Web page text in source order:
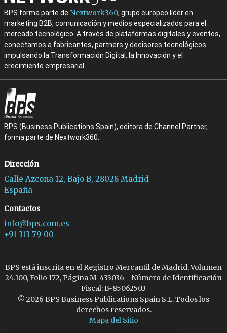
BPS forma parte de Nextwork360, grupo europeo líder en
marketing B2B, comunicación y medios especializados para el
mercado tecnológico. A través de plataformas digitales y eventos,
conectamos a fabricantes, partners y decisores tecnológicos
impulsando la Transformación Digital, la Innovación y el
crecimiento empresarial.
BPS (Business Publications Spain), editora de Channel Partner,
forma parte de Nextwork360.
Dirección
Calle Azcona 12, Bajo B, 28028 Madrid
España
Contactos
info@bps.com.es
+91 313 79 00
BPS está inscrita en el Registro Mercantil de Madrid, Volumen
24.100, Folio 172, Página M-433036 - Número de Identificación
Fiscal: B-85062503
© 2026 BPS Business Publications Spain S.L. Todos los
derechos reservados.
Mapa del Sitio